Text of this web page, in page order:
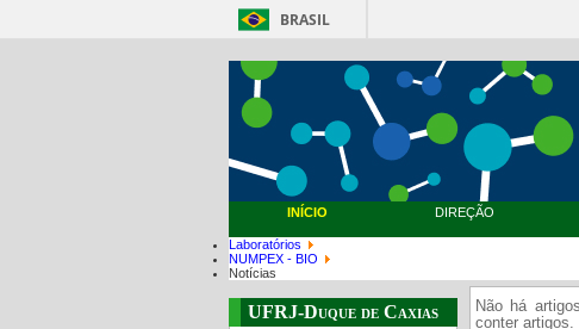
BRASIL
INÍCIO DIREÇÃO
Laboratórios
NUMPEX - BIO
Notícias
UFRJ-Duque de Caxias
Não há
conter artigos.